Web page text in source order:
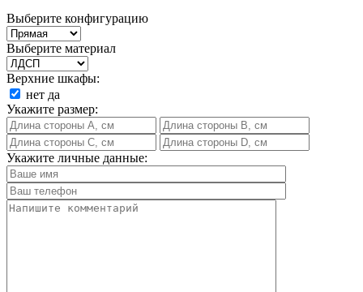
Выберите конфигурацию
Выберите материал
Верхние шкафы:
нет да
Укажите размер:
Укажите личные данные: